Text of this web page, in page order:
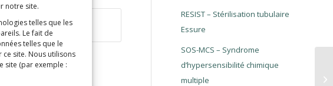
notre site.
telles que les
Le fait de
telles que le
site. Nous utilisons
site (par exemple :
RESIST – Stérilisation tubulaire
Essure
SOS-MCS – Syndrome
d’hypersensibilité chimique
multiple